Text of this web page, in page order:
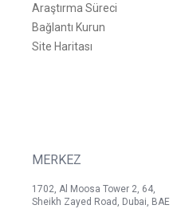
Araştırma Süreci
Bağlantı Kurun
Site Haritası
MERKEZ
1702, Al Moosa Tower 2, 64,
Sheikh Zayed Road, Dubai, BAE